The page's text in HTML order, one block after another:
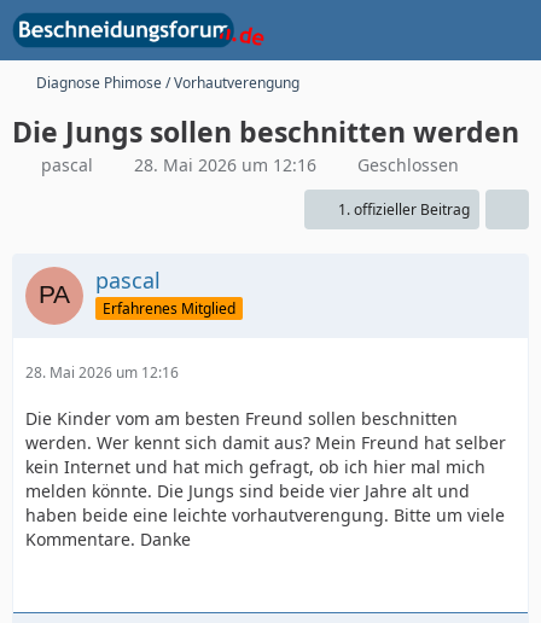
Diagnose Phimose / Vorhautverengung
Die Jungs sollen beschnitten werden
pascal 28. Mai 2026 um 12:16 Geschlossen
1. offizieller Beitrag
pascal
Erfahrenes Mitglied
28. Mai 2026 um 12:16
Die Kinder vom am besten Freund sollen beschnitten
werden. Wer kennt sich damit aus? Mein Freund hat selber
kein Internet und hat mich gefragt, ob ich hier mal mich
melden könnte. Die Jungs sind beide vier Jahre alt und
haben beide eine leichte vorhautverengung. Bitte um viele
Kommentare. Danke